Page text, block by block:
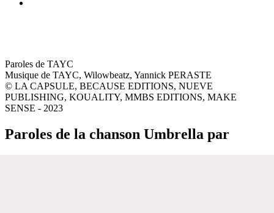
Paroles de TAYC
Musique de TAYC, Wilowbeatz, Yannick PERASTE
© LA CAPSULE, BECAUSE EDITIONS, NUEVE
PUBLISHING, KOUALITY, MMBS EDITIONS, MAKE
SENSE - 2023
Paroles de la chanson Umbrella par